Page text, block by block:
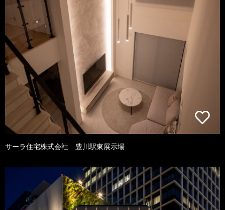
サーラ住宅株式会社 豊川駅東展示場